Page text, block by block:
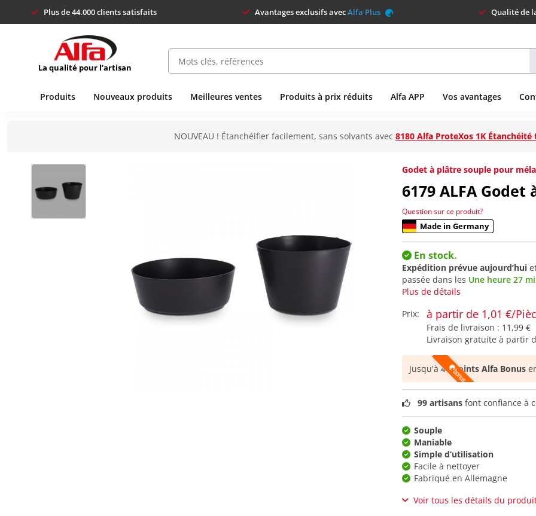
Plus de 44.000 clients satisfaits Avantages exclusifs avecAlfa Plus Qualité de
La qualité pour l’artisan
Produits Nouveaux produits Meilleures ventes Produits à prix réduits Alfa APP Vos avantages
NOUVEAU ! Étanchéifier facilement, sans solvants avec 8180 Alfa ProteXos 1K
Godet à plâtre souple pour
6179 ALFA Godet
Question sur ce produit?
Made in Germany
En stock.
Expédition prévue aujourd’hui
passée dans les Une heure 27
Plus de détails
Prix:
à partir de 1,01 €/
Frais de livraison : 11,99 €
Livraison gratuite à partir
Jusqu'à40 points Alfa Bonus
99 artisans font confiance à
Souple
Maniable
Simple d‘utilisation
Facile à nettoyer
Fabriqué en Allemagne
Voir tous les détails du